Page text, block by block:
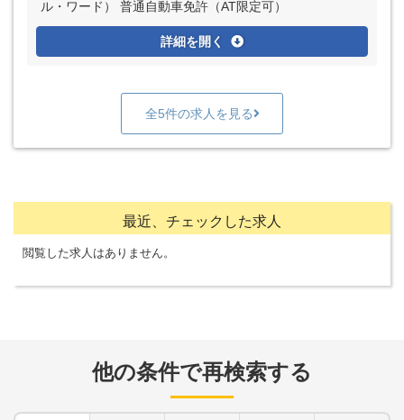
ル・ワード） 普通自動車免許（AT限定可）
詳細を開く
全5件の求人を見る
最近、チェックした求人
閲覧した求人はありません。
他の条件で再検索する